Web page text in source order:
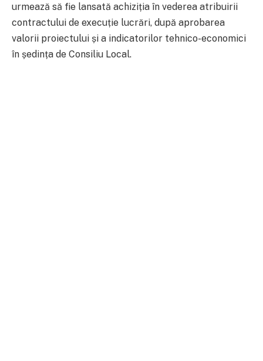
urmează să fie lansată achiziția în vederea atribuirii
contractului de execuție lucrări, după aprobarea
valorii proiectului și a indicatorilor tehnico-economici
în ședința de Consiliu Local.